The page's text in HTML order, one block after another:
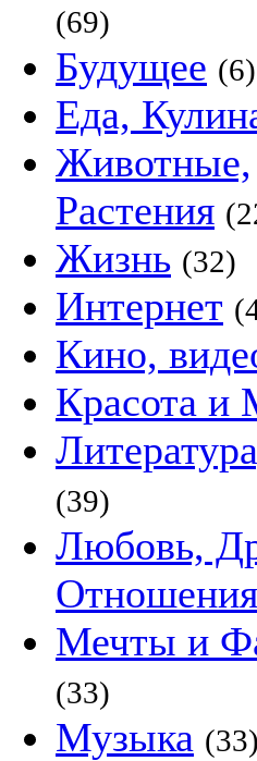
(69)
Будущее (6)
Еда,
Животные,
Растения
Жизнь (32)
Интернет
Кино,
Красота и
(39)
Любовь,
Отношения
Мечты и
(33)
Музыка (33)